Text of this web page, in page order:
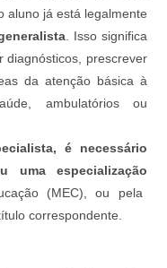
aluno já está legalmente
. Isso significa
diagnósticos, prescrever
da atenção básica à
ambulatórios ou
é necessário
uma especialização
(MEC), ou pela
correspondente.